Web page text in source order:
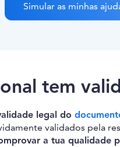
Simular as minhas
tem
legal do
validados pela
a tua qualidade